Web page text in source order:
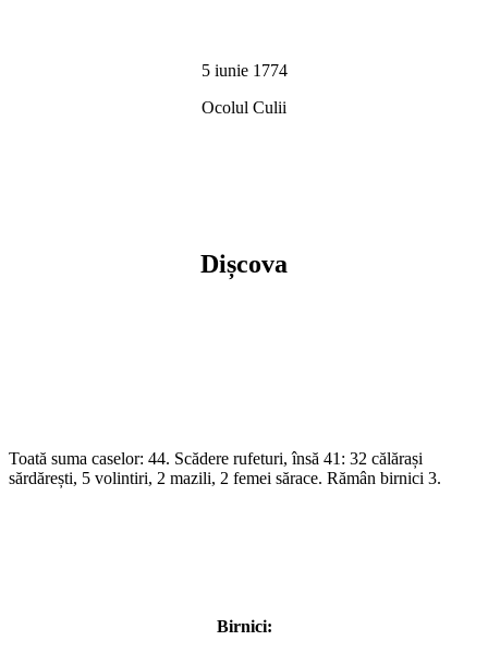
5 iunie 1774
Ocolul Culii
Dișcova
Toată suma caselor: 44. Scădere rufeturi, însă 41: 32 călărași
sărdărești, 5 volintiri, 2 mazili, 2 femei sărace. Rămân birnici 3.
Birnici: